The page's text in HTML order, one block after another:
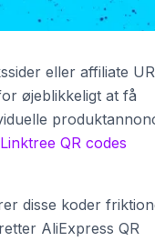
eller affiliate
øjeblikkeligt at få
Linktree QR codes
disse koder
AliExpress QR